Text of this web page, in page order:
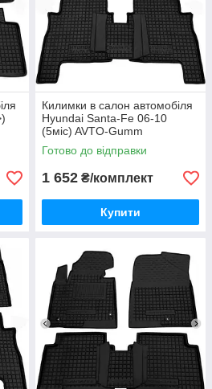
Килимки в салон автомобіля
Hyundai Santa-Fe 06-10
(5міс) AVTO-Gumm
Готово до відправки
1 652 ₴/комплект
Купити